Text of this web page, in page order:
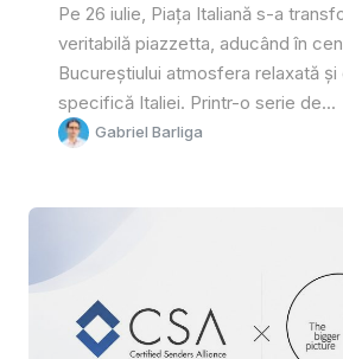
Pe 26 iulie, Piața Italiană s-a
veritabilă piazzetta, aducând în
Bucureștiului atmosfera relaxată și
specifică Italiei. Printr-o serie de...
Gabriel Barliga